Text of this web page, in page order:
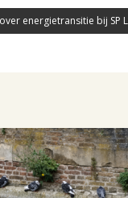
energietransitie bij SP